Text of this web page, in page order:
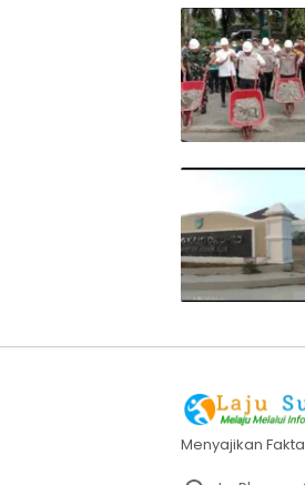
Menyajikan